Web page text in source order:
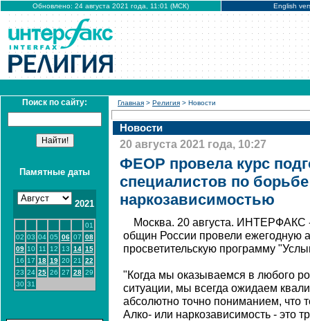
Обновлено: 24 августа 2021 года, 11:01 (МСК) English
Поиск по сайту:
Памятные даты
2021
01
02 03 04 05 06 07 08
09 10 11 12 13 14 15
16 17 18 19 20 21
22
23 24 25 26 27 28 29
30 31
Главная > Религия > Новости
Новости
20 августа 2021 года, 10:27
ФЕОР провела курс
специалистов по
наркозависимостью
Москва. 20 августа. ИНТЕРФАКС
общин России провели ежегодную
просветительскую программу
"Когда мы оказываемся в любого
ситуации, мы всегда ожидаем
абсолютно точно пониманием, что
Алко- или наркозависимость - это